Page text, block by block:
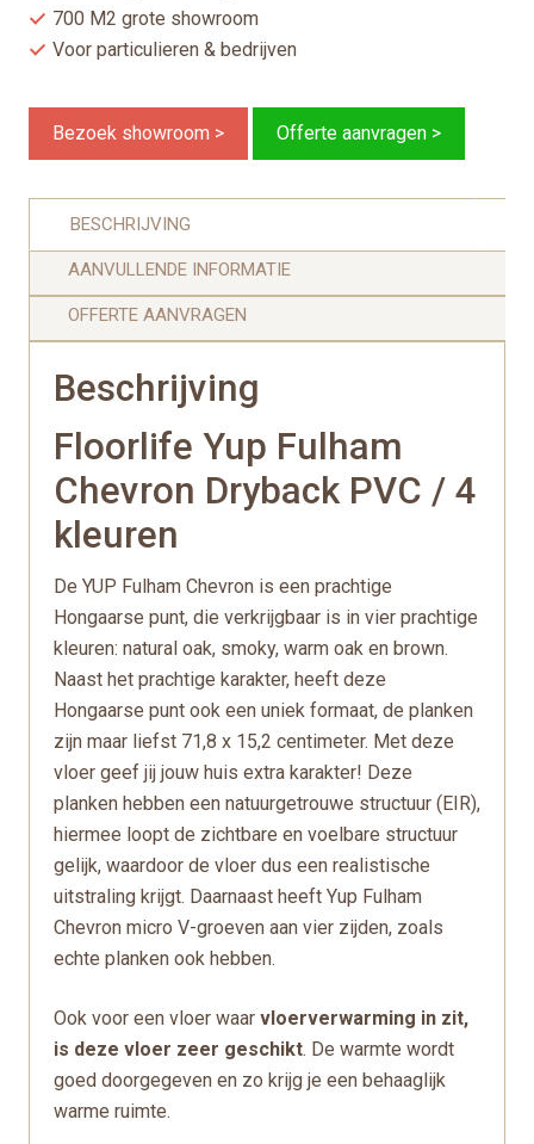
700 M2 grote showroom
Voor particulieren & bedrijven
Bezoek showroom > Offerte aanvragen >
BESCHRIJVING
AANVULLENDE INFORMATIE
OFFERTE AANVRAGEN
Beschrijving
Floorlife Yup Fulham
Chevron Dryback PVC / 4
kleuren
De YUP Fulham Chevron is een prachtige
Hongaarse punt, die verkrijgbaar is in vier prachtige
kleuren: natural oak, smoky, warm oak en brown.
Naast het prachtige karakter, heeft deze
Hongaarse punt ook een uniek formaat, de planken
zijn maar liefst 71,8 x 15,2 centimeter. Met deze
vloer geef jij jouw huis extra karakter! Deze
planken hebben een natuurgetrouwe structuur (EIR),
hiermee loopt de zichtbare en voelbare structuur
gelijk, waardoor de vloer dus een realistische
uitstraling krijgt. Daarnaast heeft Yup Fulham
Chevron micro V-groeven aan vier zijden, zoals
echte planken ook hebben.
Ook voor een vloer waar vloerverwarming in zit,
is deze vloer zeer geschikt. De warmte wordt
goed doorgegeven en zo krijg je een behaaglijk
warme ruimte.